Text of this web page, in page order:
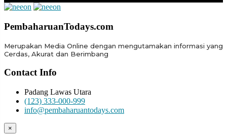
PembaharuanTodays.com
Merupakan Media Online dengan mengutamakan informasi yang
Cerdas, Akurat dan Berimbang
Contact Info
Padang Lawas Utara
(123) 333-000-999
info@pembaharuantodays.com
×